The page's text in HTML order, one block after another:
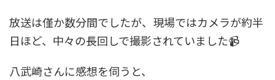
放送は僅か数分間でしたが、現場ではカメラが約半
日ほど、中々の長回しで撮影されていました📹
八武崎さんに感想を伺うと、